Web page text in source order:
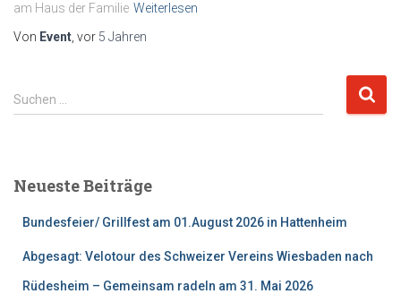
am Haus der Familie Weiterlesen
Von Event , vor 5 Jahren
S
u
n
Suchen …
Neueste Beiträge
Bundesfeier/ Grillfest am 01.August 2026 in Hattenheim
Abgesagt: Velotour des Schweizer Vereins Wiesbaden nach
Rüdesheim – Gemeinsam radeln am 31. Mai 2026